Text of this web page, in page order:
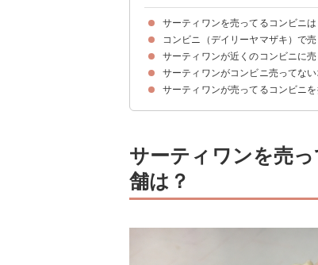
サーティワンを売ってるコンビニ
サーティワンの売ってるコンビニはデ
サーティワンはほぼ全てのデイリーヤ
コンビニ（デイリーヤマザキ）で
①ポップロックコットンキャンディ
②ポッピングシャワー
③ベリーベリーストロベリー
④ハッピーショコラアプリコット
⑤ジャモカコーヒー＆チョコチップ
⑥ナッツフォーユー
⑦キャラメルリボン
⑧ストロベリー＆ミント
⑨ピスタチオ＆塩キャラメルリボン
⑩ラズベリー＆ラズベリーリボン
サーティワンが近くのコンビニに
①マカロン｜サーティワン ナッツフ
②Amazon｜サーティワン アイスクリ
③SQF Shop｜サーティワン アイスク
サーティワンがコンビニ売ってな
①モナ王 いちごオ・レ（4,300円）｜
②ハーゲンダッツ クリスピーサンド
③お試しセット グリコ アイスの実 濃
サーティワンが売ってるコンビニを
サーティワンを売
舗は？